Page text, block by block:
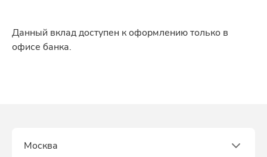
Данный вклад доступен к оформлению только в
офисе банка.
Москва